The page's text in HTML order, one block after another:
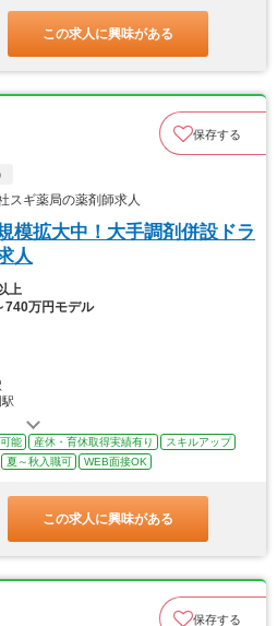
この求人に興味がある
保存する
ギ薬局の薬剤師求人
模拡大中！大手調剤併設ドラ
人
上
740万円モデル
能 産休・育休取得実績有り
スキルアップ
夏～秋入職可 WEB面接OK
この求人に興味がある
保存する